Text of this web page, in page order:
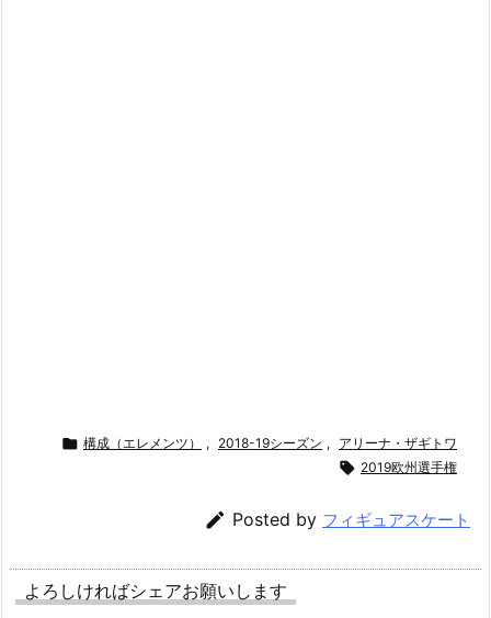
 構成（エレメンツ） , 2018-19シーズン , アリーナ・ザギトワ
 2019欧州選手権
 Posted by フィギュアスケート
よろしければシェアお願いします